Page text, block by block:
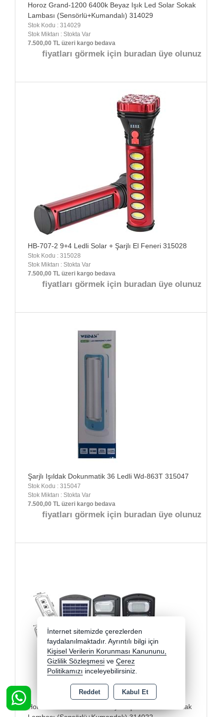
Horoz Grand-1200 6400k Beyaz Işık Led Solar Sokak
Lambası (Sensörlü+Kumandalı) 314029
Stok Kodu : 314029
Stok Miktarı : Stokta Var
7.500,00 TL üzeri kargo bedava
fiyatları görmek için buradan üye olunuz
HB-707-2 9+4 Ledli Solar + Şarjlı El Feneri 315028
Stok Kodu : 315028
Stok Miktarı : Stokta Var
7.500,00 TL üzeri kargo bedava
fiyatları görmek için buradan üye olunuz
Şarjlı Işıldak Dokunmatik 36 Ledli Wd-863T 315047
Stok Kodu : 315047
Stok Miktarı : Stokta Var
7.500,00 TL üzeri kargo bedava
fiyatları görmek için buradan üye olunuz
Horoz Grand-100 6400k Beyaz Işık Led Solar Sokak
İnternet sitemizde çerezlerden
faydalanılmaktadır. Ayrıntılı bilgi için
Kişisel Verilerin Korunması Kanununu,
Gizlilik Sözleşmesi ve Çerez
Politikamızı inceleyebilirsiniz.
Reddet Kabul Et